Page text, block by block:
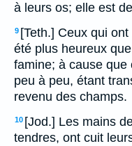
à leurs os; elle est
9 [Teth.] Ceux qui
été plus heureux
famine; à cause
peu à peu, étant
revenu des champs.
10 [Jod.] Les mains
tendres, ont cuit